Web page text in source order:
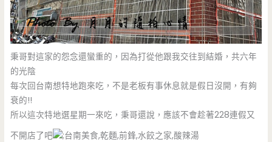
秉哥對這家的怨念還蠻重的，因為打從他跟我交往到結婚，共六年
的光陰
每次回台南想特地跑來吃，不是老板有事休息就是假日沒開，有夠
衰的!!
所以這次特地選星期一來吃，秉哥還說，應該不會趁著228連假又
不開店了吧